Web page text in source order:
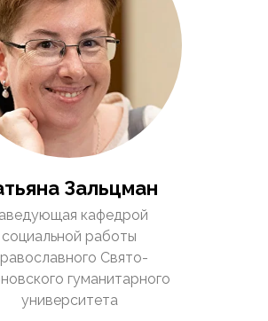
Зальцман
кафедрой
социальной работы
Свято-
гуманитарного
университета